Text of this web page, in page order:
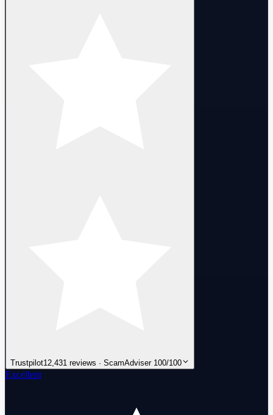
Trustpilot12,431 reviews · ScamAdviser 100/100
Excellent